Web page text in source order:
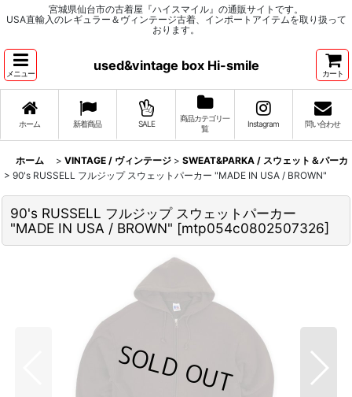
宮城県仙台市の古着屋『ハイスマイル』の通販サイトです。
USA直輸入のレギュラー＆ヴィンテージ古着、インポートアイテムを取り扱って
おります。
メニュー
used&vintage box Hi-smile
カート
ホーム 新着商品 SALE
商品カテゴリ一
覧
Instagram 問い合わせ
ホーム > VINTAGE / ヴィンテージ > SWEAT&PARKA / スウェット＆パーカ
> 90's RUSSELL フルジップ スウェットパーカー "MADE IN USA / BROWN"
90's RUSSELL フルジップ スウェットパーカー
"MADE IN USA / BROWN" [mtp054c0802507326]